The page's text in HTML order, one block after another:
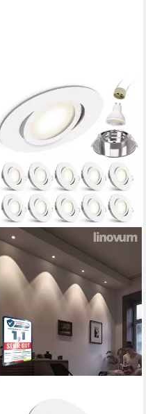
LED Einbaustrahler 10x LED